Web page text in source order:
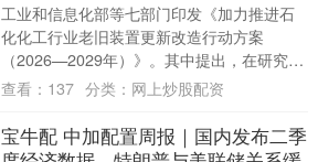
工业和信息化部等七部门印发《加力推进石
化化工行业老旧装置更新改造行动方案
（2026—2029年）》。其中提出，在研究重
大石化项目布局时，优先支持炼油、乙烯、
查看： 137 分类： 网上炒股配资
宝牛配 中加配置周报｜国内发布二季